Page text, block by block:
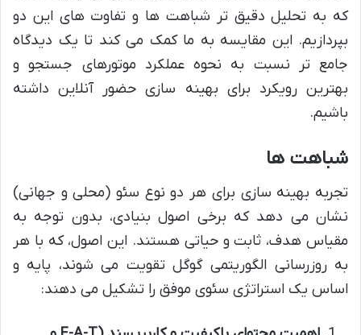
که به تحلیل دقیق تر شباهت ها و تفاوت های این دو
بپردازیم. این مقایسه به ما کمک می کند تا یک دیدگاه
جامع تر نسبت به نحوه عملکرد موتورهای جستجو و
بهترین رویکرد برای بهینه سازی حضور آنلاین داشته
باشیم.
شباهت ها
تجربه بهینه سازی برای هر دو نوع سئو (محلی و جهانی)
نشان می دهد که برخی اصول بنیادی، بدون توجه به
مقیاس هدف، ثابت و حیاتی هستند. این اصول، که با هر
به روزرسانی الگوریتمی گوگل تقویت می شوند، پایه و
اساس یک استراتژی سئوی موفق را تشکیل می دهند: